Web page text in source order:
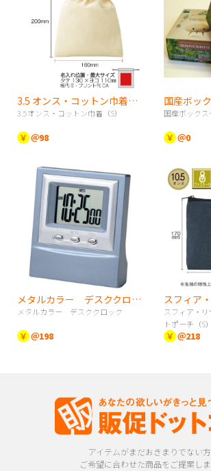
3.5 オンス・コットン巾着（S）
3.5オンス・コットン巾着（S）
￥ ＠98
国産ボッ
国産ボックス
￥ ＠0
メタルカラー デスククロック
メタルカラー デスククロック
￥ ＠198
スフィア・
トポーチ（S）
￥ ＠218
アイテムがまだおきまりでない方
ご希望に合わせた商品をご提案しま